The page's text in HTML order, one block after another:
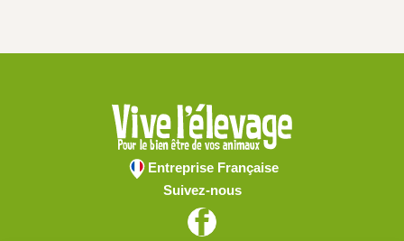
Entreprise Française
Suivez-nous